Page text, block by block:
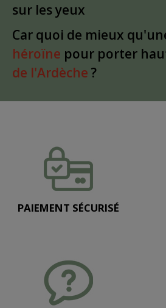
sur les yeux
Car quoi de mieux
héroïne pour porter
de l'Ardèche ?
PAIEMENT SÉCURISÉ